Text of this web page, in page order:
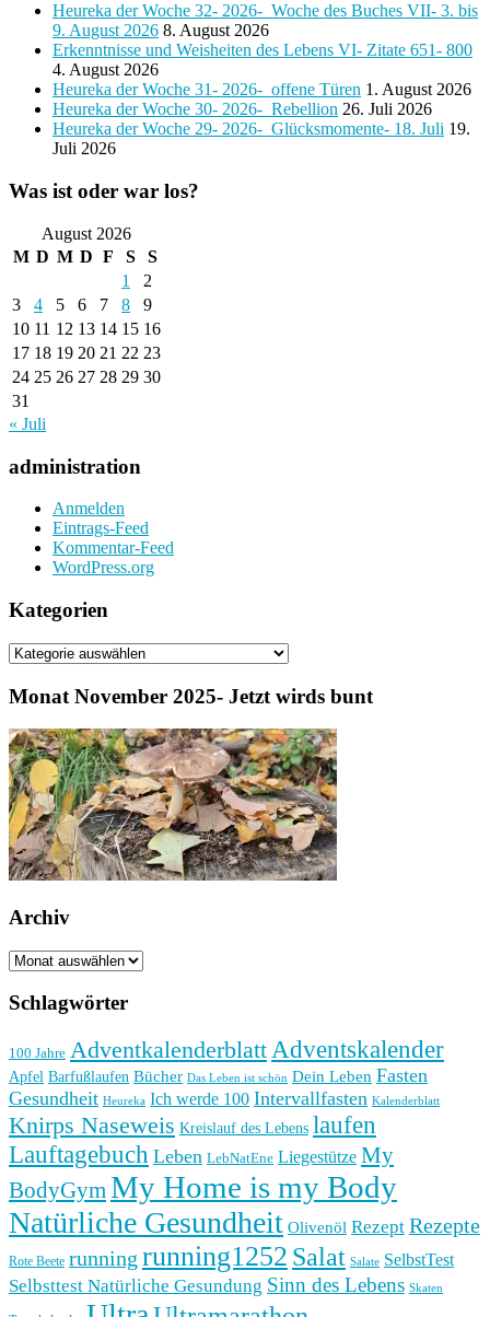
Heureka der Woche 32- 2026- Woche des Buches VII- 3. bis
9. August 2026 8. August 2026
Erkenntnisse und Weisheiten des Lebens VI- Zitate 651- 800
4. August 2026
Heureka der Woche 31- 2026- offene Türen 1. August 2026
Heureka der Woche 30- 2026- Rebellion 26. Juli 2026
Heureka der Woche 29- 2026- Glücksmomente- 18. Juli 19.
Juli 2026
Was ist oder war los?
August 2026
M D M D F S
S
1
2
3
4 5 6 7 8
9
10 11 12 13 14 15 16
17 18 19 20 21 22 23
24 25 26 27 28 29 30
31
« Juli
administration
Anmelden
Eintrags-Feed
Kommentar-Feed
WordPress.org
Kategorien
Kategorien
Monat November 2025- Jetzt wirds bunt
Archiv
Archiv
Schlagwörter
100 Jahre AdventkalenderblattAdventskalender
Apfel Barfußlaufen Bücher Das Leben ist schön Dein Leben Fasten
Gesundheit Heureka Ich werde 100 Intervallfasten Kalenderblatt
Knirps Naseweis Kreislauf des Lebens laufen
Lauftagebuch Leben LebNatEne Liegestütze My
BodyGymMy Home is my Body
Natürliche Gesundheit Olivenöl Rezept Rezepte
Rote Beete running running1252 Salat Salate SelbstTest
Selbsttest Natürliche Gesundung Sinn des Lebens Skaten